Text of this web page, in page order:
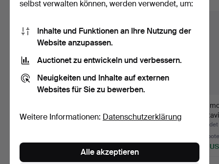
Jacob-Stil, spätes 19.…
1.792 USD
zweite Hälfte des 19.…
7 Gebote
336
selbst verwalten können, werden verwendet, um:
Inhalte und Funktionen an Ihre Nutzung der
Website anzupassen.
Auctionet zu entwickeln und verbessern.
Neuigkeiten und Inhalte auf externen
Websites für Sie zu bewerben.
Weitere Informationen: Datenschutzerklärung
Alle akzeptieren